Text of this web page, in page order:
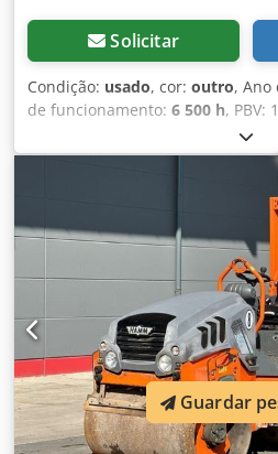
Solicitar
Condição: usado, cor: outro, Ano
de funcionamento: 6 500 h, PBV:
motor: Deutz Marca CE: sim
101582511260 Máquinas à
conhecer uma grande
para compra. Temos mais
online, então sinta-se à vontade
um e-mail a qualquer momento.
máquinas são totalmente
fiabilidade. Precisa de fotos?
enviaremos prontamente.
disponíveis para o ajudar em
alemão, espanhol e russo.
de máquinas fiáveis.
Guardar